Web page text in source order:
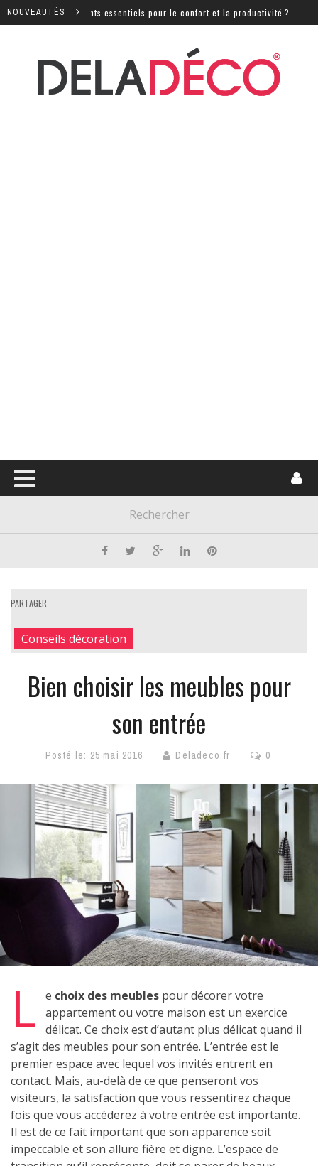
NOUVEAUTÉSessentiels pour le confort et la productivité ?
PARTAGER
Conseils décoration
Bien choisir les meubles pour
son entrée
Posté le: 25 mai 2016 Deladeco.fr 0
L e choix des meubles pour décorer votre
appartement ou votre maison est un exercice
délicat. Ce choix est d’autant plus délicat quand il
s’agit des meubles pour son entrée. L’entrée est le
premier espace avec lequel vos invités entrent en
contact. Mais, au-delà de ce que penseront vos
visiteurs, la satisfaction que vous ressentirez chaque
fois que vous accéderez à votre entrée est importante.
Il est de ce fait important que son apparence soit
impeccable et son allure fière et digne. L’espace de